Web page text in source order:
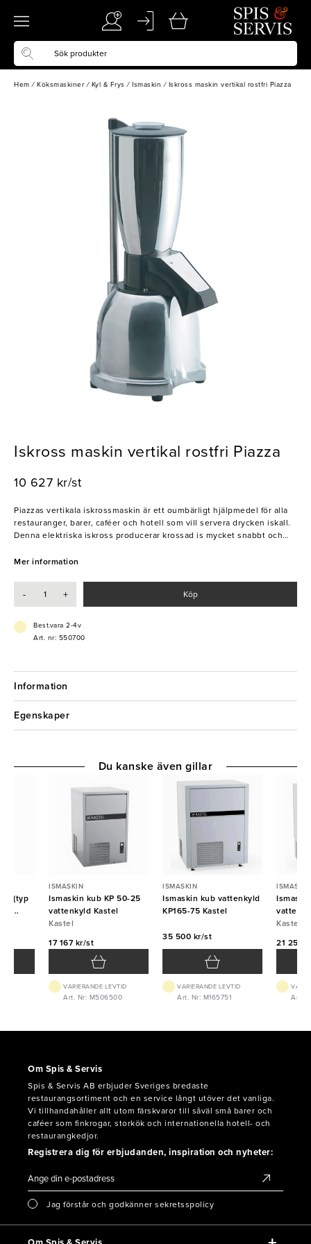
Hem / Köksmaskiner / Kyl & Frys / Ismaskin / Iskross maskin vertikal rostfri Piazza
Iskross maskin vertikal rostfri Piazza
10 627 kr/st
Piazzas vertikala iskrossmaskin är ett oumbärligt hjälpmedel för alla
restauranger, barer, caféer och hotell som vill servera drycken iskall.
Denna elektriska iskross producerar krossad is mycket snabbt och
och andra drycker som innehåller mycket och krossad is. Maskinen är
är gjord av rostfritt stål för lång hållbarhet och pålitlig prestanda,
tillverkad enligt hygien- och säkerhetsstandarder, och materialen
uppfyller de europeiska livsmedelsstandarderna, vilket garanterar att
- Yteffektiv
- Kapacitet: 3 liter.
- Skålens väggtjocklek: 0,8 mm.
- Mått 194x329x(h)523 mm
Mer information
- + Köp
Best.vara 2-4v
Art. nr: 550700
Information
Egenskaper
(typ
ISMASKIN
Ismaskin kub KP 50-25
vattenkyld Kastel
Kastel
17 167 kr/st
VARIERANDE LEVTID
Art. Nr: M506500
ISMASKIN
Ismaskin kub vattenkyld
KP165-75 Kastel
35 500 kr/st
VARIERANDE LEVTID
Art. Nr: M165751
ISMASKIN
Kastel
21 250
Art.
Du kanske även gillar
Om Spis & Servis
Spis & Servis AB erbjuder Sveriges bredaste
restaurangsortiment och en service långt utöver det vanliga.
Vi tillhandahåller allt utom färskvaror till såväl små barer och
caféer som finkrogar, storkök och internationella hotell- och
restaurangkedjor.
Registrera dig för erbjudanden, inspiration och nyheter:
Jag förstår och godkänner sekretsspolicy